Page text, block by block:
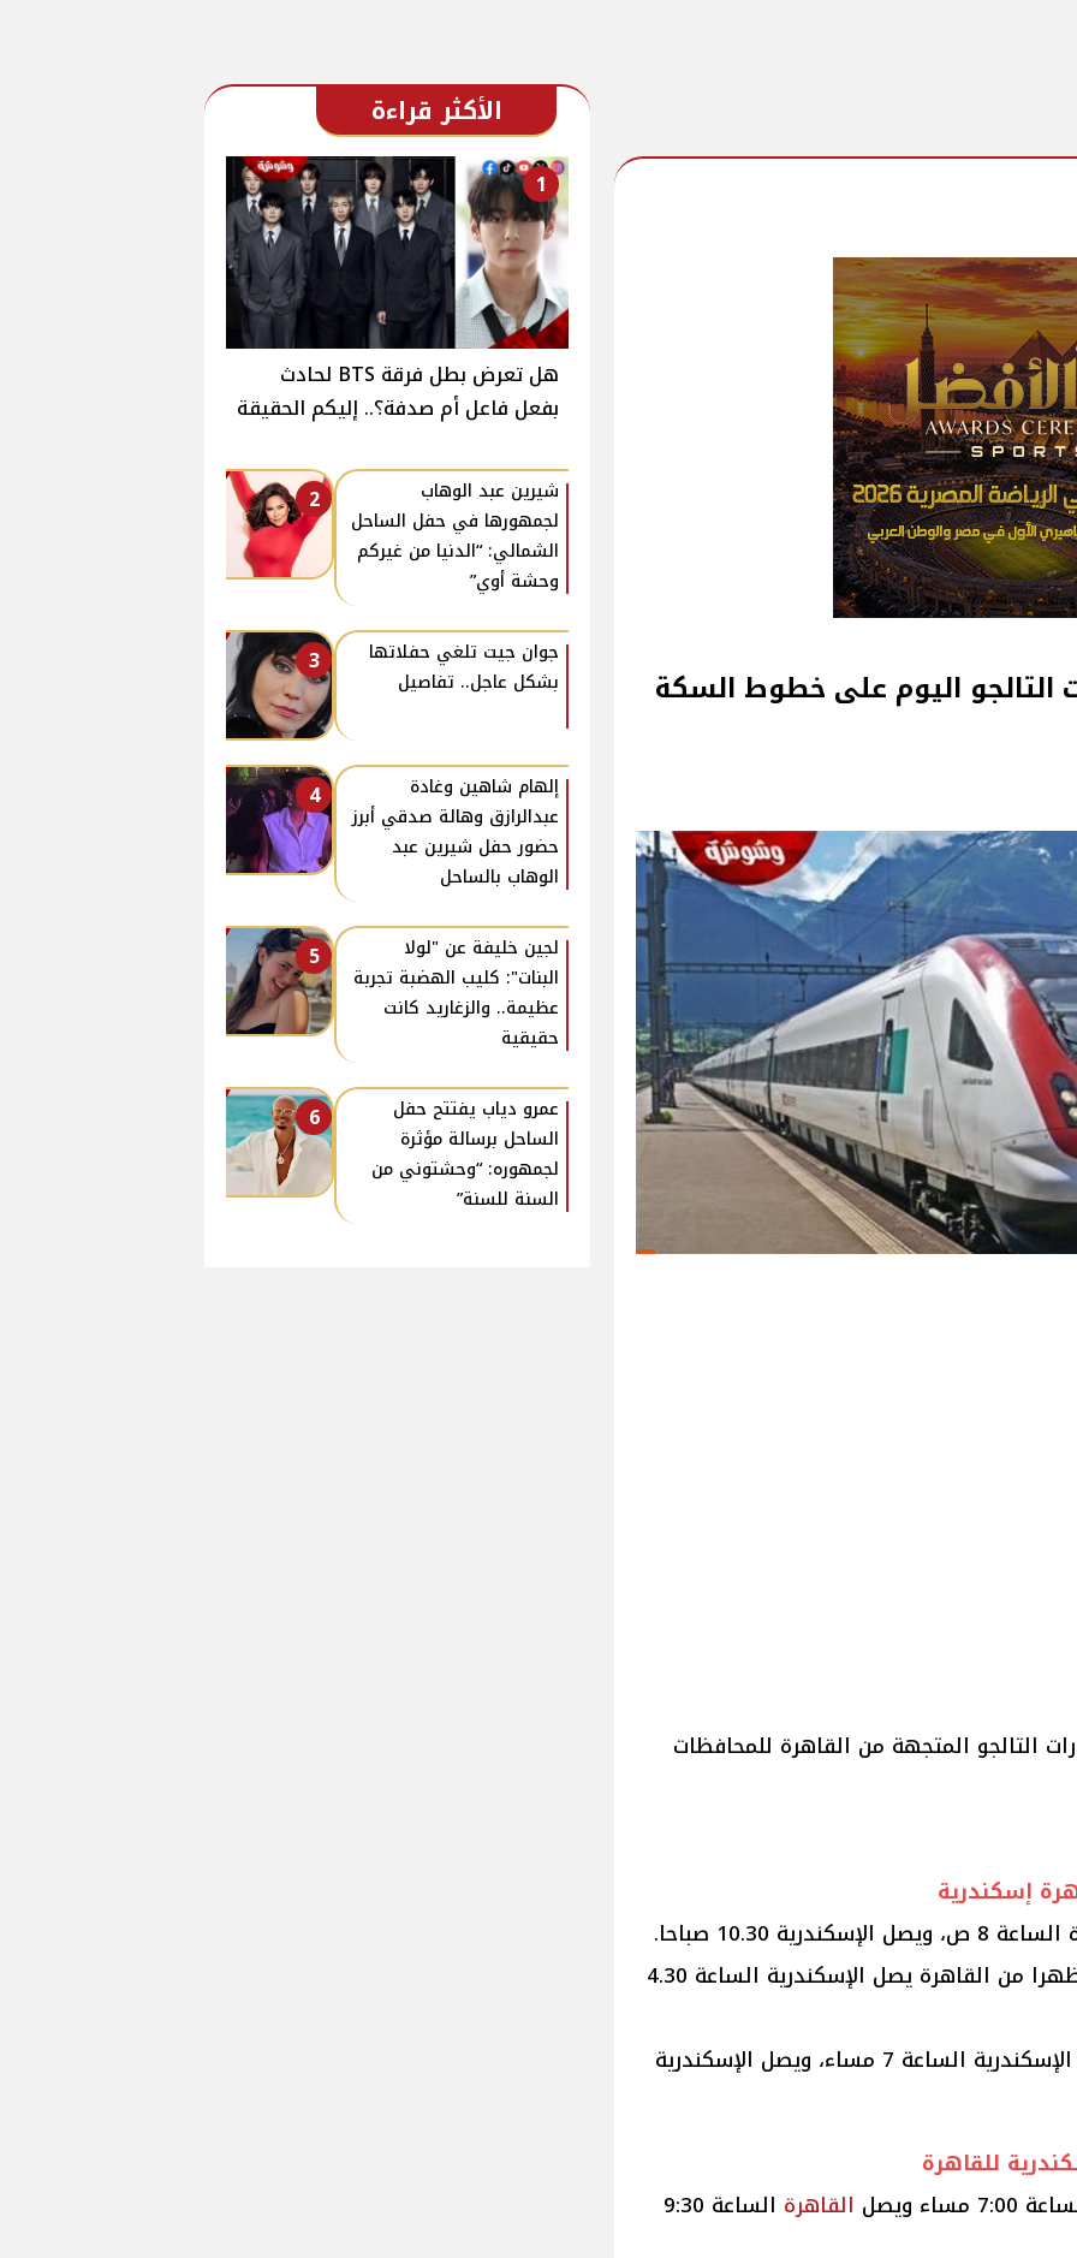
اليوم على خطوط السكة
التالجو المتجهة من القاهرة للمحافظات
إسكندرية
يقوم القطار رقم 2023 الساعة 2 ظهرا من القاهرة يصل الإسكندرية الساعة 4.30
ويقوم قطار 2027 تالجو القاهرة / الإسكندرية الساعة 7 مساء، ويصل الإسكندرية
للقاهرة
القاهرة
الساعة 9:30
الأكثر قراءة
1
هل تعرض بطل فرقة BTS لحادث
بفعل فاعل أم صدفة؟.. إليكم الحقيقة
2
شيرين عبد الوهاب
لجمهورها في حفل الساحل
الشمالي: “الدنيا من غيركم
وحشة أوي”
3
جوان جيت تلغي حفلاتها
بشكل عاجل.. تفاصيل
4
إلهام شاهين وغادة
عبدالرازق وهالة صدقي أبرز
حضور حفل شيرين عبد
الوهاب بالساحل
5
لجين خليفة عن "لولا
البنات": كليب الهضبة تجربة
عظيمة.. والزغاريد كانت
حقيقية
6
عمرو دياب يفتتح حفل
الساحل برسالة مؤثرة
لجمهوره: “وحشتوني من
السنة للسنة”